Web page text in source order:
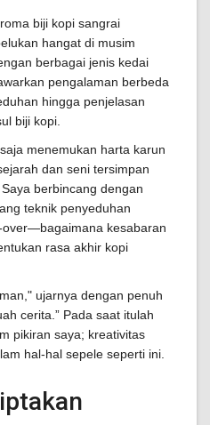
biji kopi sangrai
hangat di musim
berbagai jenis kedai
pengalaman berbeda
hingga penjelasan
biji kopi.
menemukan harta karun
dan seni tersimpan
berbincang dengan
teknik penyeduhan
kesabaran
rasa akhir kopi
ujarnya dengan penuh
cerita.” Pada saat itulah
pikiran saya; kreativitas
hal-hal sepele seperti ini.